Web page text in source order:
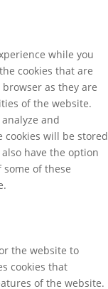
while you
cookies that are
as they are
of the website.
and
cookies will be stored
have the option
of these
the website to
cookies that
of the website.